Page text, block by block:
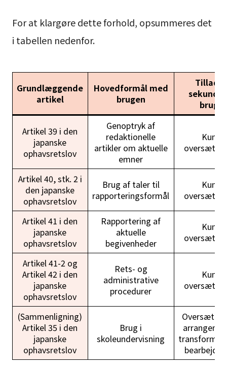
For at klargøre dette forhold, opsummeres det
i tabellen nedenfor.
Grundlæggende
artikel
Hovedformål med
brugen
Tilladt
brug
Artikel 39 i den
japanske
ophavsretslov
Genoptryk af
redaktionelle
artikler om aktuelle
emner
Kun
Artikel 40, stk. 2 i
den japanske
ophavsretslov
Brug af taler til
rapporteringsformål
Kun
Artikel 41 i den
japanske
ophavsretslov
Rapportering af
aktuelle
begivenheder
Kun
Artikel 41-2 og
Artikel 42 i den
japanske
ophavsretslov
Rets- og
administrative
procedurer
Kun
(Sammenligning)
Artikel 35 i den
japanske
ophavsretslov
Brug i
skoleundervisning